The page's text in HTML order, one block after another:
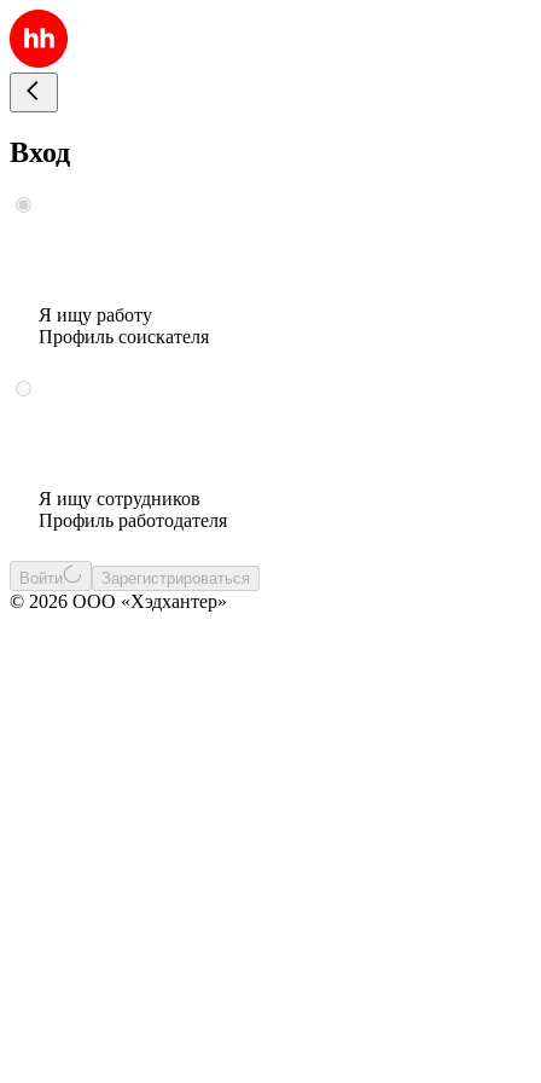
Вход
Я ищу работу
Профиль соискателя
Я ищу сотрудников
Профиль работодателя
Войти Зарегистрироваться
© 2026 ООО «Хэдхантер»